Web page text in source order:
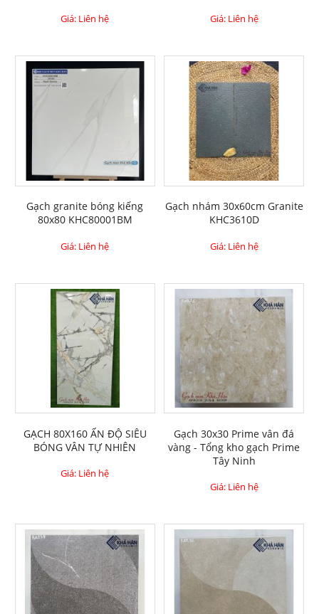
Giá: Liên hệ Giá: Liên hệ
Gạch granite bóng kiếng
80x80 KHC80001BM
Giá: Liên hệ
Gạch nhám 30x60cm Granite
KHC3610D
Giá: Liên hệ
GẠCH 80X160 ẤN ĐỘ SIÊU
BÓNG VÂN TỰ NHIÊN
Giá: Liên hệ
Gạch 30x30 Prime vân đá
vàng - Tổng kho gạch Prime
Tây Ninh
Giá: Liên hệ